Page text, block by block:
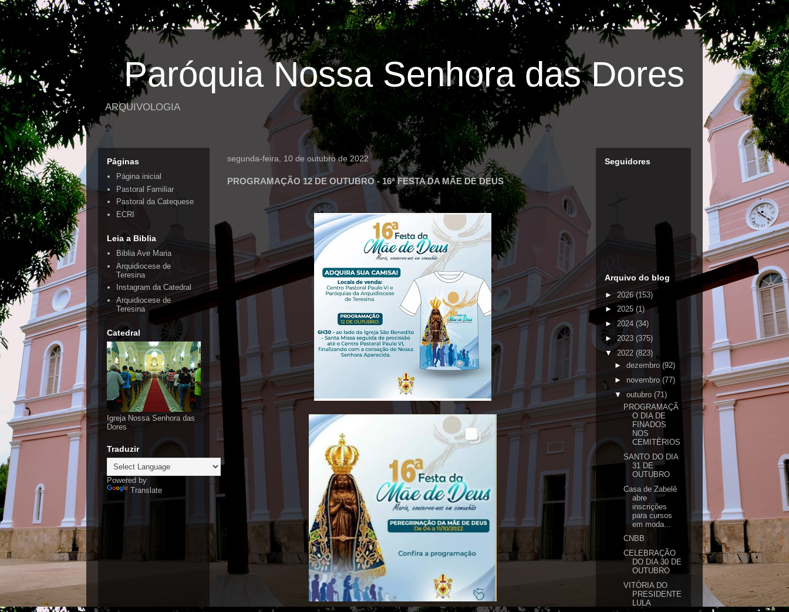
Paróquia Nossa Senhora das Dores
ARQUIVOLOGIA
segunda-feira, 10 de outubro de 2022
PROGRAMAÇÃO 12 DE OUTUBRO - 16ª FESTA DA MÃE DE DEUS
Páginas
Página inicial
Pastoral Familiar
Pastoral da Catequese
ECRI
Leia a Biblia
Biblia Ave Maria
Arquidiocese de
Teresina
Instagram da Catedral
Arquidiocese de
Teresina
Catedral
Igreja Nossa Senhora das
Dores
Traduzir
Powered by
Translate
Seguidores
Arquivo do blog
►2026(153)
► 2025 (1)
► 2024 (34)
►2023 (375)
▼ 2022 (823)
► dezembro (92)
► novembro (77)
▼ outubro (71)
PROGRAMAÇÃ
O DIA DE
FINADOS
NOS
CEMITÉRIOS
SANTO DO DIA
31 DE
OUTUBRO
Casa de Zabelê
abre
inscrições
para cursos
em moda...
CNBB
CELEBRAÇÃO
DO DIA 30 DE
OUTUBRO
VITÓRIA DO
PRESIDENTE
LULA